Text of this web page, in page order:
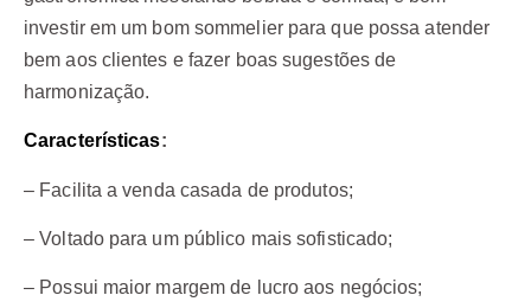
investir em um bom sommelier para que possa atender
bem aos clientes e fazer boas sugestões de
harmonização.
Características:
– Facilita a venda casada de produtos;
– Voltado para um público mais sofisticado;
– Possui maior margem de lucro aos negócios;